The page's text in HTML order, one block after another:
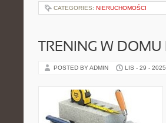
CATEGORIES: NIERUCHOMOŚCI
TRENING W
POSTED BY ADMIN LIS - 29 - 2025